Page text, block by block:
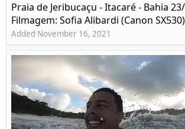
Praia de Jeribucaçu - Itacaré - Bahia
Filmagem: Sofia Alibardi (Canon SX530)
Added November 16, 2021